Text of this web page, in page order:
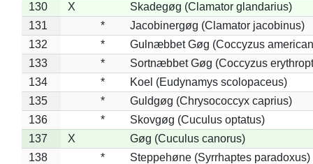
130
X
Skadegøg (Clamator glandarius)
131
*
Jacobinergøg (Clamator jacobinus)
132
*
Gulnæbbet Gøg (Coccyzus
133
*
Sortnæbbet Gøg (Coccyzus
134
*
Koel (Eudynamys scolopaceus)
135
*
Guldgøg (Chrysococcyx caprius)
136
*
Skovgøg (Cuculus optatus)
137
X
Gøg (Cuculus canorus)
138
*
Steppehøne (Syrrhaptes paradoxus)